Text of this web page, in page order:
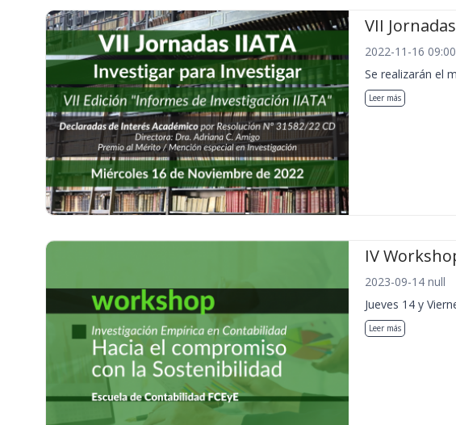
VII
2022-11-16
Se realizarán el
Leer más
IV
2023-09-14 null
Jueves 14 y
Leer más